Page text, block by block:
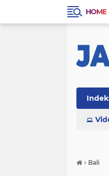
HOME
› Bali